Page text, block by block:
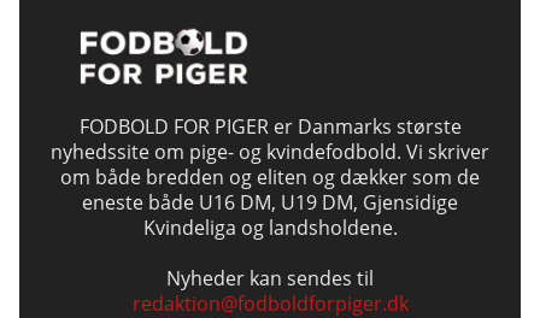
FODBOLD FOR PIGER er Danmarks største
nyhedssite om pige- og kvindefodbold. Vi skriver
om både bredden og eliten og dækker som de
eneste både U16 DM, U19 DM, Gjensidige
Kvindeliga og landsholdene.
Nyheder kan sendes til
redaktion@fodboldforpiger.dk